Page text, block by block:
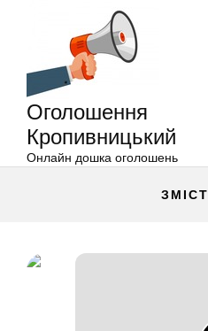
Оголошення
Кропивницький
Онлайн дошка оголошень
ЗМІСТ